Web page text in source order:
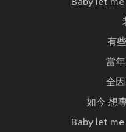
Baby let
有
當
全
如今 想
Baby let